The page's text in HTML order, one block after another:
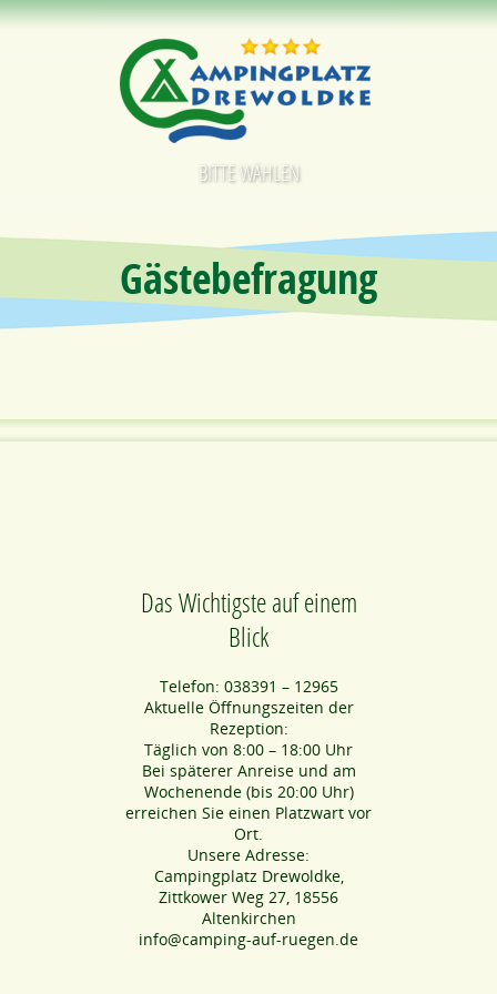
BITTE WÄHLEN
Gästebefragung
Das Wichtigste auf einem
Blick
Telefon: 038391 – 12965
Aktuelle Öffnungszeiten der
Rezeption:
Täglich von 8:00 – 18:00 Uhr
Bei späterer Anreise und am
Wochenende (bis 20:00 Uhr)
erreichen Sie einen Platzwart vor
Ort.
Unsere Adresse:
Campingplatz Drewoldke,
Zittkower Weg 27, 18556
Altenkirchen
info@camping-auf-ruegen.de